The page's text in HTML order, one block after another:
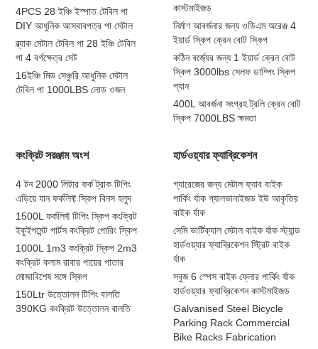
4PCS 28 ইঞ্চি ইস্পাত টেবিল পা
DIY আধুনিক আসবাবপত্র পা মেটাল
ব্ল্যাক মেটাল টেবিল পা 28 ইঞ্চি টেবিল
পা 4 বর্গক্ষেত্র সেট
16ইঞ্চি মিড সেঞ্চুরি আধুনিক মেটাল
টেবিল পা 1000LBS লোড ওজন
কাস্টমাইজড
নির্মাণ আবর্জনার জন্য ওডিএম অরেঞ্জ 4
ইয়ার্ড স্কিপ ক্রেন বোট স্কিপ
কঠিন বর্জ্যের জন্য 1 ইয়ার্ড ক্রেন বোট
স্কিপ 3000lbs সেলফ ডাম্পিং স্কিপ
প্যান
400L আবর্জনা সংগ্রহ ট্রলি ক্রেন বোট
স্কিপ 7000LBS ক্ষমতা
কংক্রিট সরঞ্জাম অংশ
4 টন 2000 লিটার ফর্ক ট্রাক টিপিং
এড়িয়ে যান ফর্কলিফ্ট স্কিপ বিনস হলুদ
1500L ফর্কলিফ্ট টিপিং স্কিপ কংক্রিট
ইকুইপমেন্ট পার্টস কংক্রিট পোরিং স্কিপ
1000L 1m3 কংক্রিট স্কিপ 2m3
কংক্রিট কলাম রাবার পায়ের পাতার
মোজাবিশেষ সঙ্গে স্কিপ
150Ltr উত্তোলন টিপিং বালতি
390KG কংক্রিট উত্তোলন বালতি
হার্ডওয়্যার ফ্যাব্রিকেশন
গ্যারেজের জন্য মেটাল ফ্যাব বাইক
পার্কিং র্যাক গ্যালভানাইজড ইউ আকৃতির
বাইক র্যাক
সেমি ভার্টিক্যাল মেটাল বাইক র্যাক স্ট্যান্ড
হার্ডওয়্যার ফ্যাব্রিকেশন স্ট্রিট বাইক
র্যাক
সবুজ 6 স্পেস বাইক ফ্লোর পার্কিং র্যাক
হার্ডওয়্যার ফ্যাব্রিকেশন কাস্টমাইজড
Galvanised Steel Bicycle
Parking Rack Commercial
Bike Racks Fabrication